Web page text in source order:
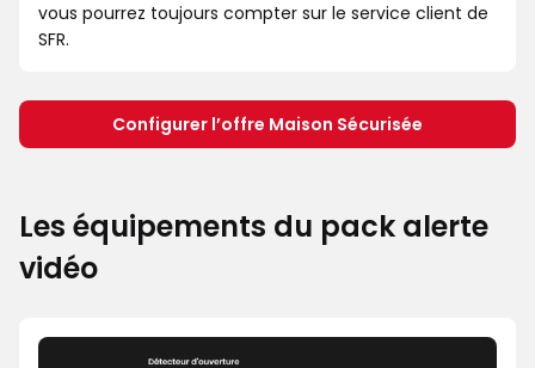
vous pourrez toujours compter sur le service client de
SFR.
Configurer l’offre Maison Sécurisée
Les équipements du pack alerte
vidéo